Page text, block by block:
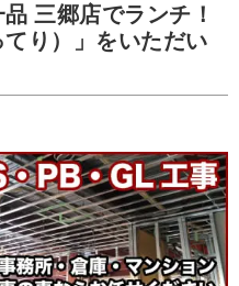
三郷店でランチ！
てり）」をいただい